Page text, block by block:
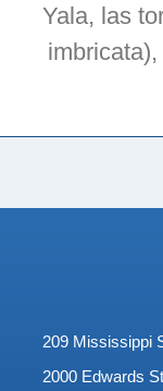
Yala, las
209 Mississippi
2000 Edwards